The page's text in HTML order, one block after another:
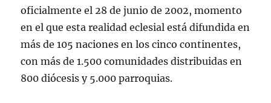
oficialmente el 28 de junio de 2002, momento
en el que esta realidad eclesial está difundida en
más de 105 naciones en los cinco continentes,
con más de 1.500 comunidades distribuidas en
800 diócesis y 5.000 parroquias.